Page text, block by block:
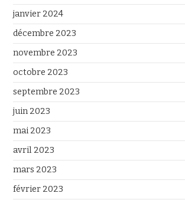
janvier 2024
décembre 2023
novembre 2023
octobre 2023
septembre 2023
juin 2023
mai 2023
avril 2023
mars 2023
février 2023